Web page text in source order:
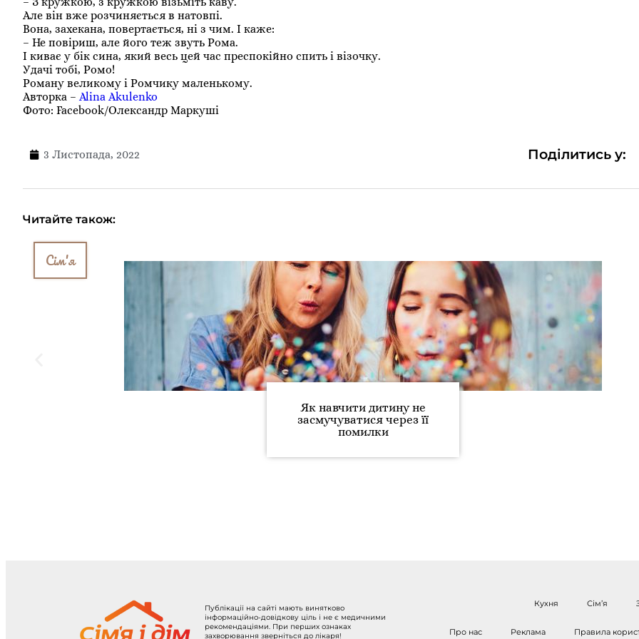
Але він вже розчиняється в натовпі.
Вона, захекана, повертається, ні з чим. І каже:
– Не повіриш, але його теж звуть Рома.
І киває у бік сина, який весь цей час преспокійно спить і візочку.
Удачі тобі, Ромо!
Роману великому і Ромчику маленькому.
Авторка –Alina Akulenko
Фото: Facebook/Олександр Маркуші
3 Листопада, 2022 Поділитись у:
Читайте також:
Сім'я
Як навчити дитину не
засмучуватися через її
помилки
Публікації на сайті мають винятково
інформаційно-довідкову ціль і не є медичними
рекомендаціями. При перших ознаках
захворювання зверніться до лікаря!
Кухня Сім’я
Про нас Реклама Правила